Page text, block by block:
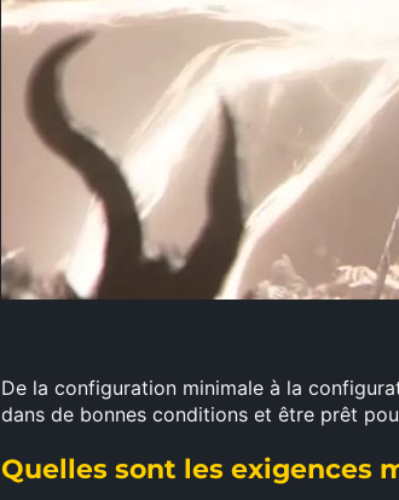
De la configuration minimale à la
dans de bonnes conditions et être prêt
Quelles sont les exigences